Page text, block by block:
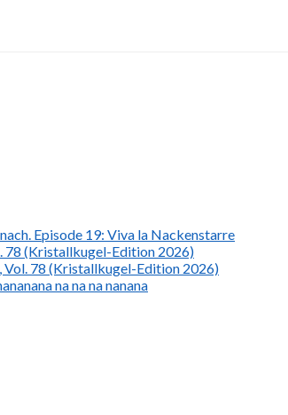
Episode 19: Viva la Nackenstarre
78 (Kristallkugel-Edition 2026)
Vol. 78 (Kristallkugel-Edition 2026)
na na na nanana